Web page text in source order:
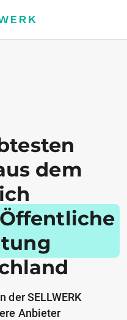
dem
der SELLWERK
Anbieter